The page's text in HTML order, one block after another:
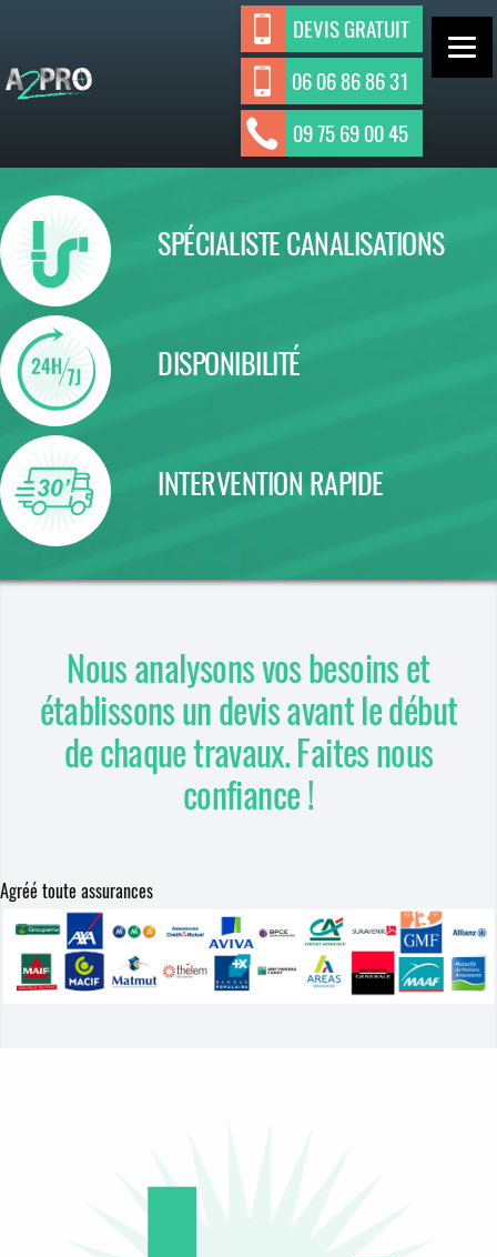
contenu
DEVIS GRATUIT
06 06 86 86 31
09 75 69 00 45
ASSAINISSEMENT INDIVIDUEL ET
COLLECTIF
SPÉCIALISTE CANALISATIONS
DISPONIBILITÉ
INTERVENTION RAPIDE
Nous analysons vos besoins et
établissons un devis avant le début
de chaque travaux. Faites nous
confiance !
Agréé toute assurances